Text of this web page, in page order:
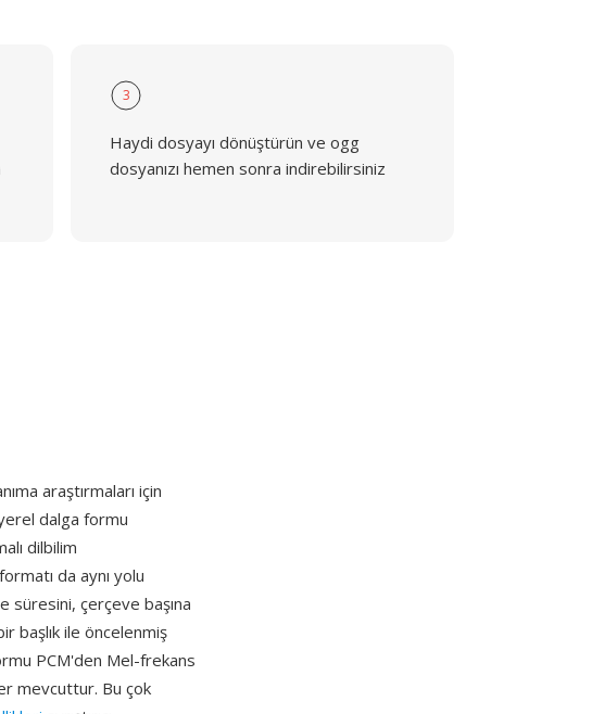
3
Haydi dosyayı dönüştürün ve ogg
dosyanızı hemen sonra indirebilirsiniz
araştırmaları için
dalga formu
dilbilim
da aynı yolu
süresini, çerçeve başına
başlık ile öncelenmiş
PCM'den Mel-frekans
mevcuttur. Bu çok